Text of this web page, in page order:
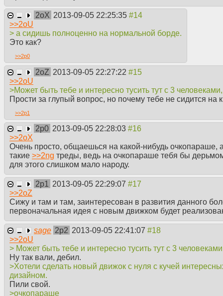
2oX 2013-09-05 22:25:35
>>2oU
> a сидишь полноценно на нормальной борде.
Это как?
>>2p0
2oZ 2013-09-05 22:27:22
>>2oU
>Может быть тебе и интересно тусить тут с 3
Прости за глупый вопрос, но почему тебе не сидится на
>>2p1
2p0 2013-09-05 22:28:03
>>2oX
Очень просто, общаешься на какой-нибудь очкопараше,
такие >>2ng треды, ведь на очкопараше тебя бы дерьмом
для этого слишком мало народу.
2p1 2013-09-05 22:29:07
>>2oZ
Сижу и там и там, заинтересован в развития данного
первоначальная идея с новым движком будет
sage 2p2 2013-09-05 22:41:07
>>2oU
> Может быть тебе и интересно тусить тут с 3
Ну так вали, дебил.
>Хотели сделать новый движок с нуля с кучей
дизайном.
Пили свой.
>очкопараше